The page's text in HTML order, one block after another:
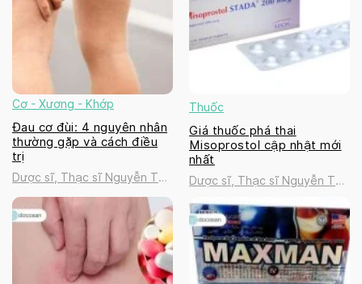
Cơ - Xương - Khớp
Đau cơ đùi: 4 nguyên nhân
thường gặp và cách điều
trị
Dược sĩ, Thạc sĩ Nguyễn Thị
Thanh Tú
Thuốc
Giá thuốc phá thai
Misoprostol cập nhật mới
nhất
Dược sĩ, Thạc sĩ Nguyễn Thị